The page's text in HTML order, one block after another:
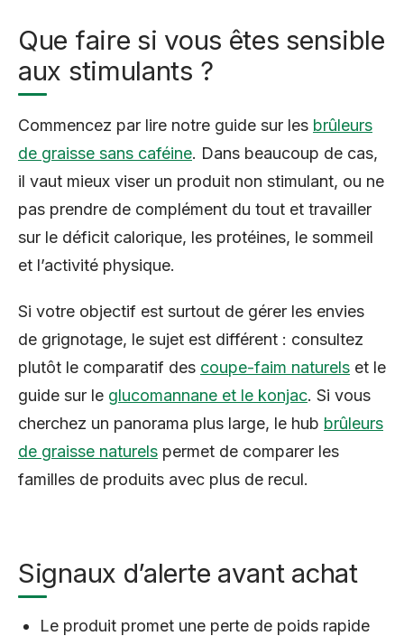
Que faire si vous êtes sensible
aux stimulants ?
Commencez par lire notre guide sur les brûleurs
de graisse sans caféine. Dans beaucoup de cas,
il vaut mieux viser un produit non stimulant, ou ne
pas prendre de complément du tout et travailler
sur le déficit calorique, les protéines, le sommeil
et l’activité physique.
Si votre objectif est surtout de gérer les envies
de grignotage, le sujet est différent : consultez
plutôt le comparatif des coupe-faim naturels et le
guide sur le glucomannane et le konjac. Si vous
cherchez un panorama plus large, le hub brûleurs
de graisse naturels permet de comparer les
familles de produits avec plus de recul.
Signaux d’alerte avant achat
Le produit promet une perte de poids rapide